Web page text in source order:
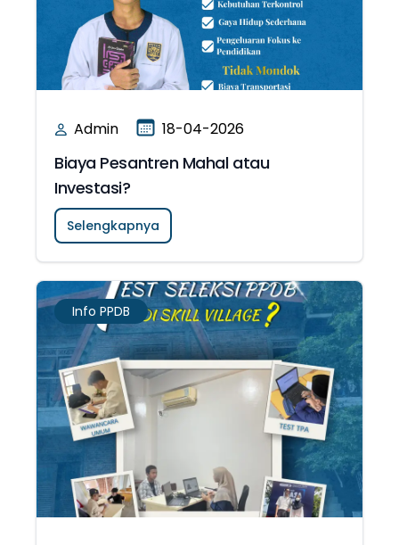
Admin 18-04-2026
Biaya Pesantren Mahal atau
Investasi?
Selengkapnya
Info PPDB